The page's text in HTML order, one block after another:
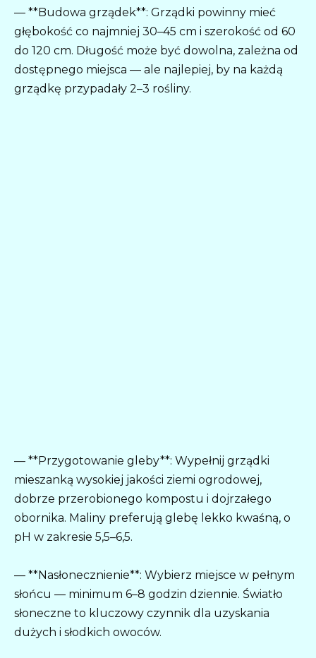
— **Budowa grządek**: Grządki powinny mieć
głębokość co najmniej 30–45 cm i szerokość od 60
do 120 cm. Długość może być dowolna, zależna od
dostępnego miejsca — ale najlepiej, by na każdą
grządkę przypadały 2–3 rośliny.
— **Przygotowanie gleby**: Wypełnij grządki
mieszanką wysokiej jakości ziemi ogrodowej,
dobrze przerobionego kompostu i dojrzałego
obornika. Maliny preferują glebę lekko kwaśną, o
pH w zakresie 5,5–6,5.
— **Nasłonecznienie**: Wybierz miejsce w pełnym
słońcu — minimum 6–8 godzin dziennie. Światło
słoneczne to kluczowy czynnik dla uzyskania
dużych i słodkich owoców.